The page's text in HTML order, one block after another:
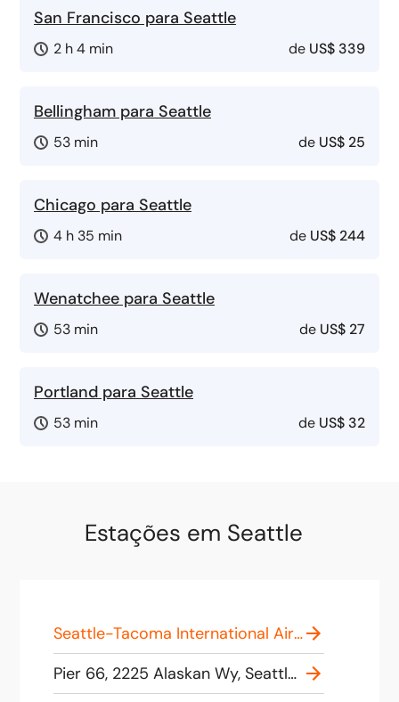
San Francisco para Seattle
2 h 4 min de US$ 339
Bellingham para Seattle
53 min de US$ 25
Chicago para Seattle
4 h 35 min de US$ 244
Wenatchee para Seattle
53 min de US$ 27
Portland para Seattle
53 min de US$ 32
Estações em Seattle
Seattle-Tacoma International Airport (SEA), International Boulevard, SeaTac, WA, USA
Pier 66, 2225 Alaskan Wy, Seattle, WA 98101, United States